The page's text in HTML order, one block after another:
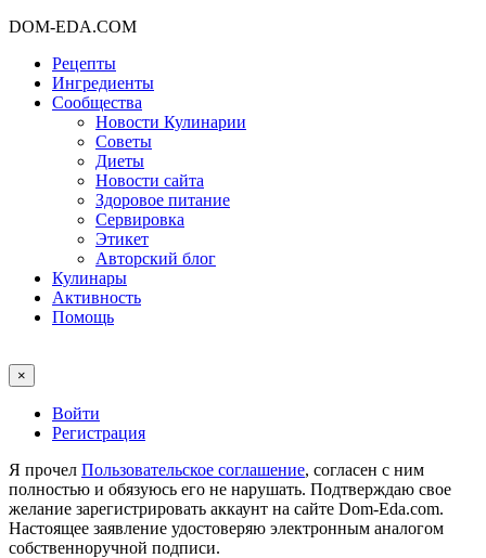
DOM-EDA.COM
Рецепты
Ингредиенты
Сообщества
Новости Кулинарии
Советы
Диеты
Новости сайта
Здоровое питание
Сервировка
Этикет
Авторский блог
Кулинары
Активность
Помощь
×
Войти
Регистрация
Я прочел Пользовательское соглашение, согласен с ним
полностью и обязуюсь его не нарушать. Подтверждаю свое
желание зарегистрировать аккаунт на сайте Dom-Eda.com.
Настоящее заявление удостоверяю электронным аналогом
собственноручной подписи.